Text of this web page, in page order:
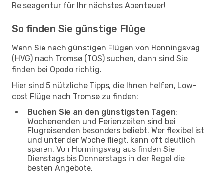
Reiseagentur für Ihr nächstes Abenteuer!
So finden Sie günstige Flüge
Wenn Sie nach günstigen Flügen von Honningsvag
(HVG) nach Tromsø (TOS) suchen, dann sind Sie
finden bei Opodo richtig.
Hier sind 5 nützliche Tipps, die Ihnen helfen, Low-
cost Flüge nach Tromsø zu finden:
Buchen Sie an den günstigsten Tagen:
Wochenenden und Ferienzeiten sind bei
Flugreisenden besonders beliebt. Wer flexibel ist
und unter der Woche fliegt, kann oft deutlich
sparen. Von Honningsvag aus finden Sie
Dienstags bis Donnerstags in der Regel die
besten Angebote.